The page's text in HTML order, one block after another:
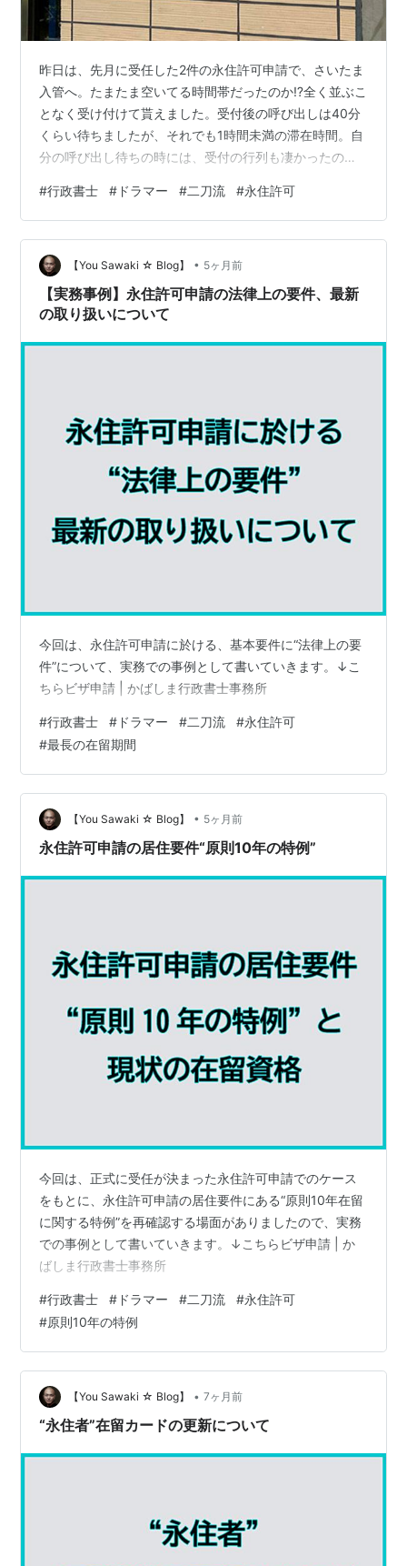
昨日は、先月に受任した2件の永住許可申請で、さいたま
入管へ。たまたま空いてる時間帯だったのか⁉︎全く並ぶこ
となく受け付けて貰えました。受付後の呼び出しは40分
くらい待ちましたが、それでも1時間未満の滞在時間。自
分の呼び出し待ちの時には、受付の行列も凄かったの
で、スピーディーに申請までもっていけました。ここか
らの審査が長い道のりですが、許可を勝ち取るまで、引
き続き全力でサポートしたいと思います。今週も、新規
面談や打ち合わせ、お客様との食事会など…濃厚な1週間
でしたが、ジムとドラムの練習は欠かさずにいきます!!
#行政書士 # ドラマー #二刀流 #永住許可
【You Sawaki ☆ Blog】 • 5ヶ月前
【実務事例】永住許可申請の法律上の要件、最新
の取り扱いについて
今回は、永住許可申請に於ける、基本要件に“法律上の要
件”について、実務での事例として書いていきます。↓こ
ちらビザ申請 | かばしま行政書士事務所
#行政書士 # ドラマー #二刀流 #永住許可
#最長の在留期間
【You Sawaki ☆ Blog】 • 5ヶ月前
永住許可申請の居住要件“原則10年の特例”
今回は、正式に受任が決まった永住許可申請でのケース
をもとに、永住許可申請の居住要件にある“原則10年在留
に関する特例”を再確認する場面がありましたので、実務
での事例として書いていきます。↓こちらビザ申請 | か
ばしま行政書士事務所
#行政書士 # ドラマー #二刀流 #永住許可
#原則10年の特例
【You Sawaki ☆ Blog】 • 7ヶ月前
“永住者”在留カードの更新について